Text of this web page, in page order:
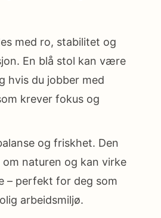
med ro, stabilitet og
En blå stol kan være
hvis du jobber med
krever fokus og
og friskhet. Den
om naturen og kan virke
– perfekt for deg som
arbeidsmiljø.